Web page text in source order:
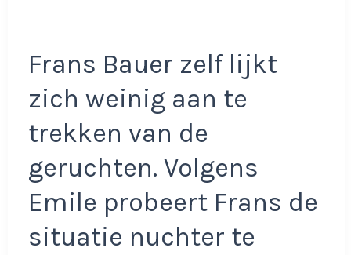
Frans Bauer zelf lijkt
zich weinig aan te
trekken van de
geruchten. Volgens
Emile probeert Frans de
situatie nuchter te